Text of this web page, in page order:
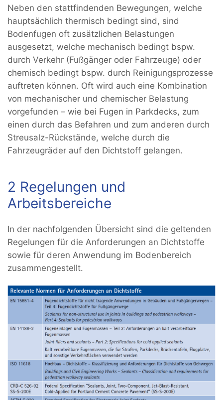
Neben den stattfindenden Bewegungen, welche
hauptsächlich thermisch bedingt sind, sind
Bodenfugen oft zusätzlichen Belastungen
ausgesetzt, welche mechanisch bedingt bspw.
durch Verkehr (Fußgänger oder Fahrzeuge) oder
chemisch bedingt bspw. durch Reinigungsprozesse
auftreten können. Oft wird auch eine Kombination
von mechanischer und chemischer Belastung
vorgefunden – wie bei Fugen in Parkdecks, zum
einen durch das Befahren und zum anderen durch
Streusalz-Rückstände, welche durch die
Fahrzeugräder auf den Dichtstoff gelangen.
2 Regelungen und
Arbeitsbereiche
In der nachfolgenden Übersicht sind die geltenden
Regelungen für die Anforderungen an Dichtstoffe
sowie für deren Anwendung im Bodenbereich
zusammengestellt.